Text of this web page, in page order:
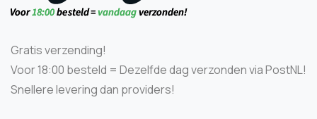
Gratis verzending!
Voor 18:00 besteld = Dezelfde dag verzonden via PostNL!
Snellere levering dan providers!